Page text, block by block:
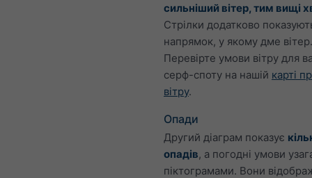
сильніший вітер, тим вищі
Стрілки додатково
напрямок, у якому дме вітер.
Перевірте умови вітру для
серф-споту на нашій карті
вітру.
Опади
Другий діаграм показує
опадів, а погодні умови
піктограмами. Вони